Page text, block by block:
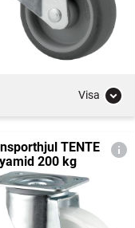
Visa
TENTE
200 kg